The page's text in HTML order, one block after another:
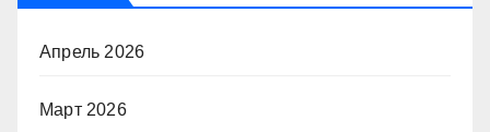
Апрель 2026
Март 2026